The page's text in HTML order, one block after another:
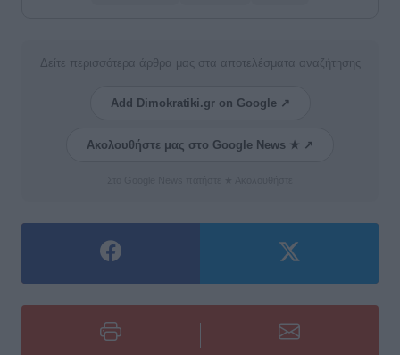
Δείτε περισσότερα άρθρα μας στα αποτελέσματα αναζήτησης
Add Dimokratiki.gr on Google ↗
Ακολουθήστε μας στο Google News ★ ↗